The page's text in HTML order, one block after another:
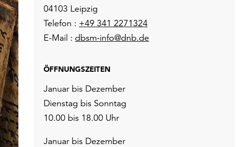
04103 Leipzig
Telefon : +49 341 2271324
E-Mail : dbsm-info@dnb.de
ÖFFNUNGSZEITEN
Januar bis Dezember
Dienstag bis Sonntag
10.00 bis 18.00 Uhr
Januar bis Dezember